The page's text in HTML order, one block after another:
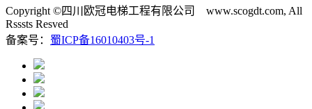
Copyright ©四川欧冠电梯工程有限公司 www.scogdt.com, All
Rsssts Resved
备案号： 蜀ICP备16010403号-1